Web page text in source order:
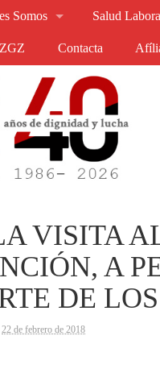
Somos Salud
Contacta
VISITA
A
DE
22 de febrero de 2018